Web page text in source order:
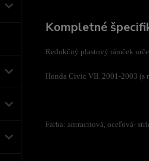
Kompletné
Redukčný plastový rámček
Honda Civic VII. 2001-2003 (s
Farba: antracitová, oceľová-